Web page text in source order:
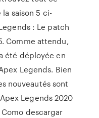
saison 5 ci-
: Le patch
Comme attendu,
été déployée en
Legends. Bien
nouveautés sont
Legends 2020
Como descargar